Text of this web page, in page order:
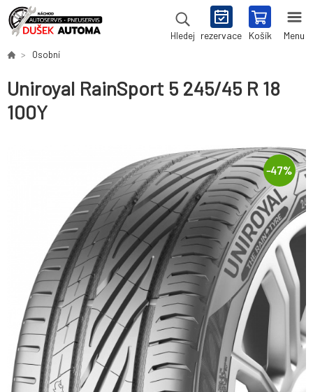
Hledej rezervace Košík Menu
Osobní
Uniroyal RainSport 5 245/45 R 18
100Y
-47%